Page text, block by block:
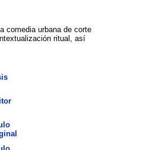
comedia urbana de corte
ritual, así